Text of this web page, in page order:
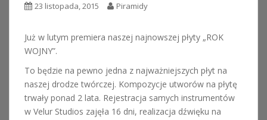
23 listopada, 2015 Piramidy
Już w lutym premiera naszej najnowszej płyty „ROK
WOJNY”.
To będzie na pewno jedna z najważniejszych płyt na
naszej drodze twórczej. Kompozycje utworów na płytę
trwały ponad 2 lata. Rejestracja samych instrumentów
w Velur Studios zajęła 16 dni, realizacja dźwięku na